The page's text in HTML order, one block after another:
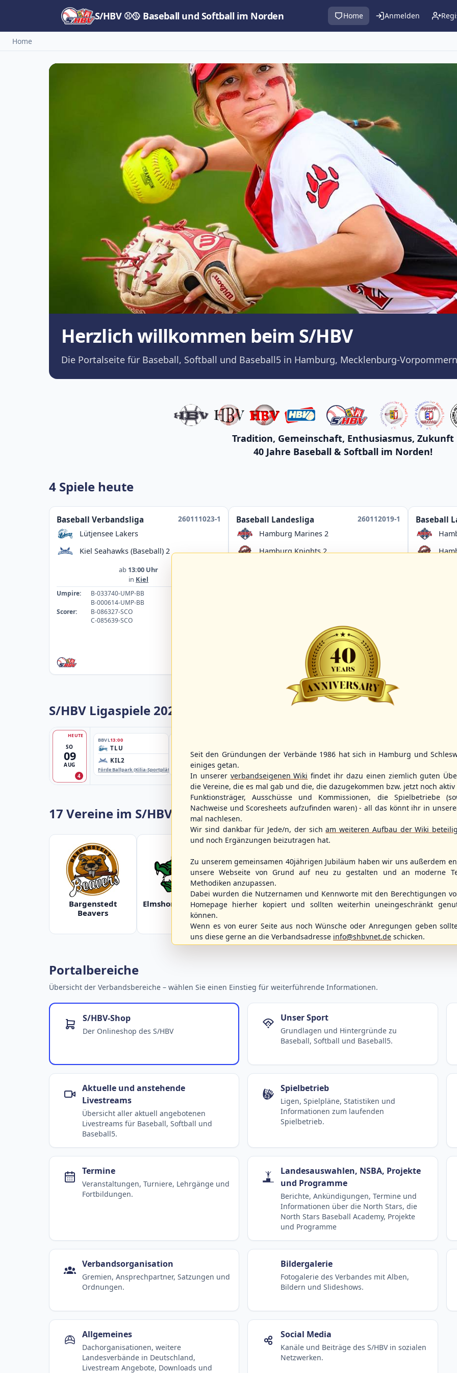
S/HBV ⚾🥎 Baseball und Softball im Norden Home Anmelden
Home
Herzlich willkommen beim S/HBV
Die Portalseite für Baseball, Softball und Baseball5 in Hamburg, Mecklenburg-
Tradition, Gemeinschaft, Enthusiasmus, Zukunft
40 Jahre Baseball & Softball im Norden!
4 Spiele heute
Baseball Verbandsliga
260111023-1
Lütjensee Lakers
Kiel Seahawks (Baseball) 2
ab 13:00 Uhr
in Kiel
Umpire:
B-033740-UMP-BB
B-000614-UMP-BB
Scorer:
B-086327-SCO
C-085639-SCO
Baseball Landesliga
260112019-1
Hamburg Marines 2
Hamburg Knights 2
Baseball
S/HBV Ligaspiele 2026
SO
09
AUG
HEUTE
4
BBVL13:00
TLU
KIL2
Förde Ballpark (Kilia-Sportplätze), KielBallpark Langenhorst, Hamburg
17 Vereine im S/HBV
Bargenstedt
Beavers
Elmshorn Alligators Fehmarn Islanders Flensburg Baltics
Greifswald
Portalbereiche
Übersicht der Verbandsbereiche – wählen Sie einen Einstieg für weiterführende Informationen.
S/HBV-Shop
Der Onlineshop des S/HBV
Unser Sport
Grundlagen und Hintergründe zu
Baseball, Softball und Baseball5.
Aktuelle und anstehende
Livestreams
Übersicht aller aktuell angebotenen
Livestreams für Baseball, Softball und
Baseball5.
Spielbetrieb
Ligen, Spielpläne, Statistiken und
Informationen zum laufenden
Spielbetrieb.
Termine
Veranstaltungen, Turniere, Lehrgänge und
Fortbildungen.
Landesauswahlen, NSBA, Projekte
und Programme
Berichte, Ankündigungen, Termine und
Informationen über die North Stars, die
North Stars Baseball Academy, Projekte
und Programme
Verbandsorganisation
Gremien, Ansprechpartner, Satzungen und
Ordnungen.
Bildergalerie
Fotogalerie des Verbandes mit Alben,
Bildern und Slideshows.
Allgemeines
Dachorganisationen, weitere
Landesverbände in Deutschland,
Livestream Angebote, Downloads und
Social Media
Kanäle und Beiträge des S/HBV in sozialen
Netzwerken.
Seit den Gründungen der Verbände 1986 hat sich in Hamburg und
einiges getan.
In unserer verbandseigenen Wiki findet ihr dazu einen ziemlich guten
die Vereine, die es mal gab und die, die dazugekommen bzw. jetzt noch aktiv
Funktionsträger, Ausschüsse und Kommissionen, die Spielbetriebe
Nachweise und Scoresheets aufzufinden waren) - all das könnt ihr in
mal nachlesen.
Wir sind dankbar für Jede/n, der sicham weiteren Aufbau der Wiki
und noch Ergänzungen beizutragen hat.
Zu unserem gemeinsamen 40jährigen Jubiläum haben wir uns außerdem
unsere Webseite von Grund auf neu zu gestalten und an moderne
Methodiken anzupassen.
Dabei wurden die Nutzernamen und Kennworte mit den Berechtigungen
Homepage hierher kopiert und sollten weiterhin uneingeschränkt
können.
Wenn es von eurer Seite aus noch Wünsche oder Anregungen geben
uns diese gerne an die Verbandsadresse info@shbvnet.de schicken.